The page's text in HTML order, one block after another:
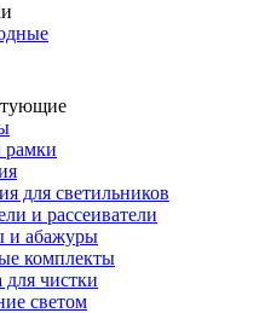
рамки
для светильников
и рассеиватели
и абажуры
комплекты
для чистки
светом